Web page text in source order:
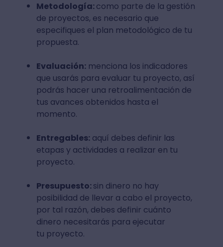
Metodología:como parte de la gestión
de proyectos, es necesario que
especifiques el plan metodológico de tu
propuesta.
Evaluación:menciona los indicadores
que usarás para evaluar tu proyecto, así
podrás hacer una retroalimentación de
tus avances obtenidos hasta el
momento.
Entregables:aquí debes definir las
etapas y actividades a realizar en tu
proyecto.
Presupuesto:sin dinero no hay
posibilidad de llevar a cabo el proyecto,
por tal razón, debes definir cuánto
dinero necesitarás para ejecutar
tu proyecto.